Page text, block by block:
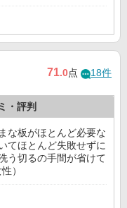
71.0点 18件
・評判
な板がほとんど必要な
てほとんど失敗せずに
う切るの手間が省けて
）